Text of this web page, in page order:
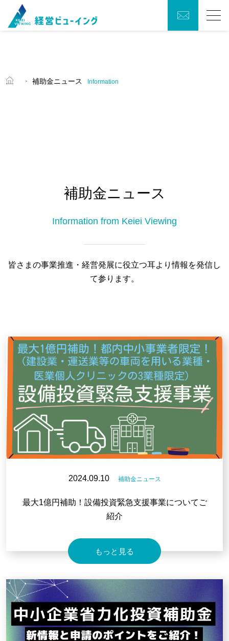
補助金獲得活用支援について
経営顧問月次支援について
お問い合わせ
補助金ニュース Information
補助金ニュース
Information from Keiei Viewing
皆さまの事業推進・経営発展に役立つ耳より情報を発信し
て参ります。
2024.09.10 補助金ニュース
最大1億円補助！設備投資緊急支援事業についてご
紹介
もっと見る